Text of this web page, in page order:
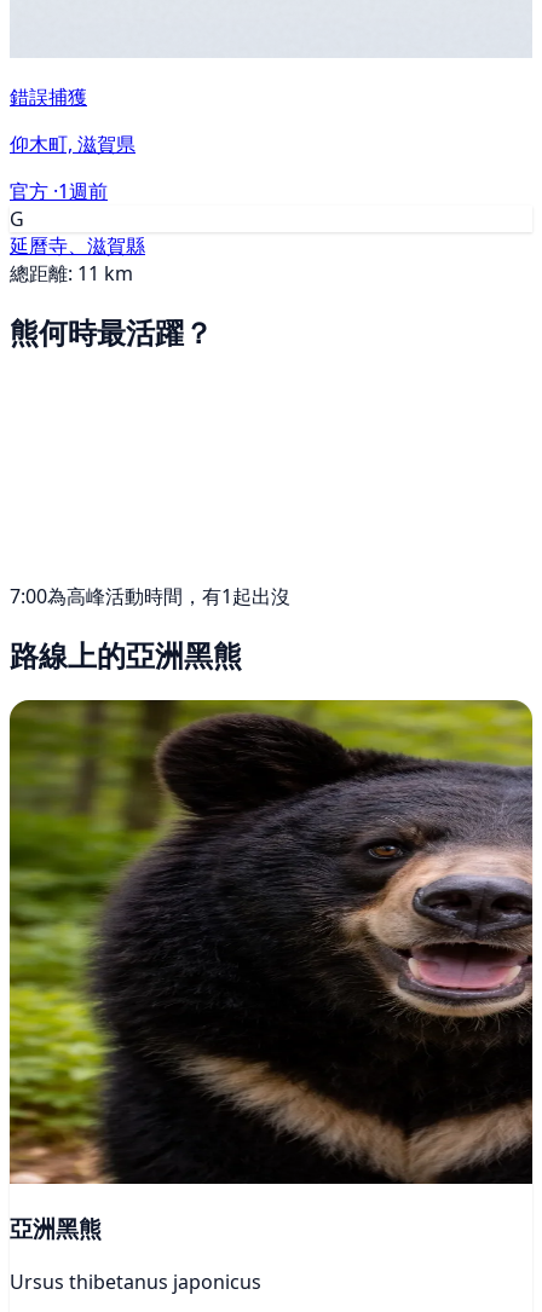
錯誤捕獲
仰木町, 滋賀県
官方 ·1週前
G
延曆寺、滋賀縣
總距離: 11 km
熊何時最活躍？
7:00為高峰活動時間，有1起出沒
路線上的亞洲黑熊
亞洲黑熊
Ursus thibetanus japonicus